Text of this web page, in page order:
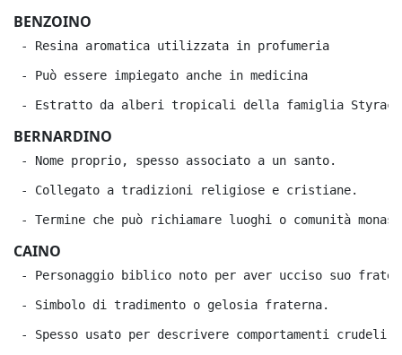
BENZOINO
- Resina aromatica utilizzata in profumeria
- Può essere impiegato anche in medicina
- Estratto da alberi tropicali della famiglia
BERNARDINO
- Nome proprio, spesso associato a un santo.
- Collegato a tradizioni religiose e cristiane.
- Termine che può richiamare luoghi o comunità
CAINO
- Personaggio biblico noto per aver ucciso suo
- Simbolo di tradimento o gelosia fraterna.
- Spesso usato per descrivere comportamenti crudeli.